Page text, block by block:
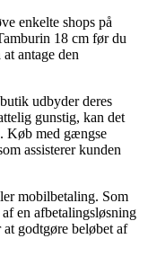
enkelte shops på
18 cm før du
antage den
udbyder deres
gunstig, kan det
Køb med gængse
assisterer kunden
mobilbetaling. Som
en afbetalingsløsning
godtgøre beløbet af